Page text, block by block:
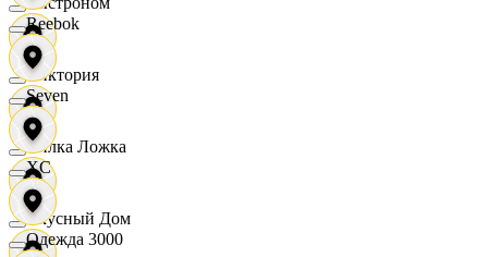
Виктория
Вилка Ложка
Вкусный Дом
Reebok
Seven
XC
Одежда 3000